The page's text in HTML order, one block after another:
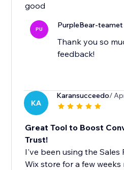
good
PU PurpleBear-teamet
Thank you so
feedback!
KA
Karansucceedo/
Great Tool to Boost
Trust!
I've been using the
Wix store for a few weeks